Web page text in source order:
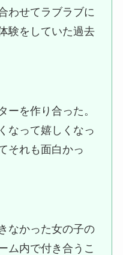
わせてラブラブに
験をしていた過去
ーを作り合った。
なって嬉しくなっ
それも面白かっ
なかった女の子の
ム内で付き合うこ